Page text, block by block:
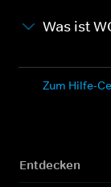
Was ist
Zum Hilfe-
Entdecken